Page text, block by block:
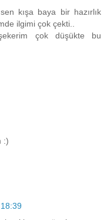
kışa baya bir hazırlık
ilgimi çok çekti..
çok düşükte bu
:)